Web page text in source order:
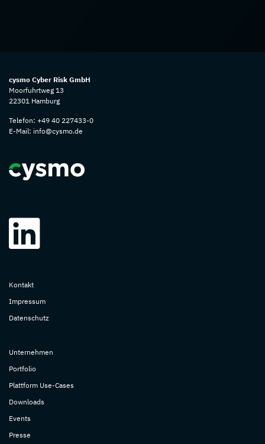
cysmo Cyber Risk GmbH
Moorfuhrtweg 13
22301 Hamburg
Telefon: +49 40 227433-0
E-Mail: info@cysmo.de
Kontakt
Impressum
Datenschutz
Unternehmen
Portfolio
Plattform Use-Cases
Downloads
Events
Presse